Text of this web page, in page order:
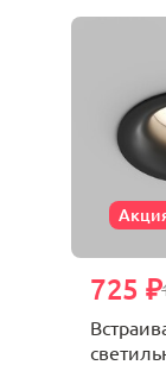
725 ₽